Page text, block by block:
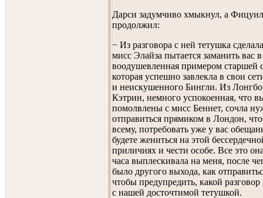
Дарси задумчиво хмыкнул, а
продолжил:
− Из разговора с ней тетушка
мисс Элайза пытается заманить вас
воодушевленная примером старшей
которая успешно завлекла в свои
и неискушенного Бингли. Из
Кэтрин, немного успокоенная, что
помолвлены с мисс Беннет, сочла
отправиться прямиком в Лондон,
всему, потребовать уже у вас
будете жениться на этой
приличиях и чести особе. Все это
часа выплескивала на меня, после
было другого выхода, как
чтобы предупредить, какой
с нашей досточтимой тетушкой.